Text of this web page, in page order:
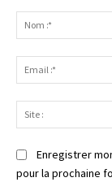
Enregistrer
pour la prochaine